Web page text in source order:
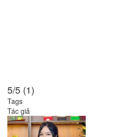
5/5 (1)
Tags
Tác giả